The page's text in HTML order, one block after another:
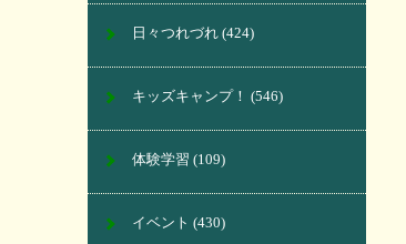
日々つれづれ (424)
キッズキャンプ！ (546)
体験学習 (109)
イベント (430)